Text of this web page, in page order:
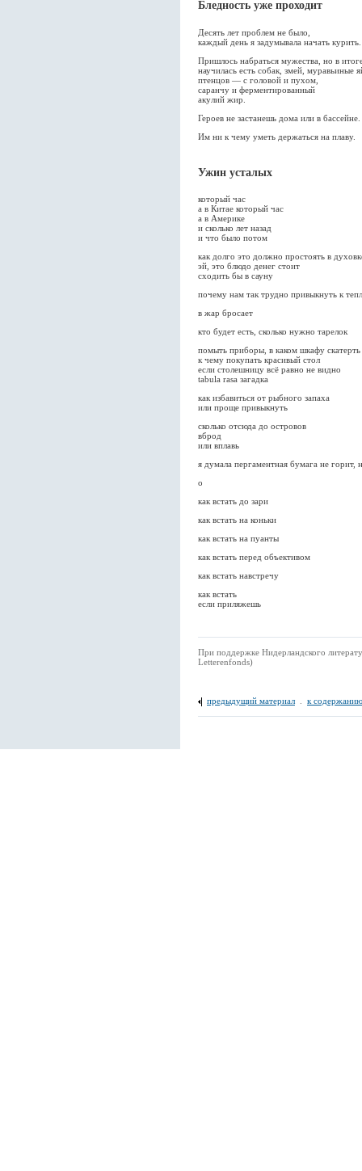
Бледность уже проходит
Десять лет проблем не было,
каждый день я задумывала начать курить.
Пришлось набраться мужества, но в
научилась есть собак, змей, муравьиные
птенцов — с головой и пухом,
саранчу и ферментированный
акулий жир.
Героев не застанешь дома или в бассейне.
Им ни к чему уметь держаться на плаву.
Ужин усталых
который час
а в Китае который час
а в Америке
и сколько лет назад
и что было потом
как долго это должно простоять в
эй, это блюдо денег стоит
сходить бы в сауну
почему нам так трудно привыкнуть к
в жар бросает
кто будет есть, сколько нужно тарелок
помыть приборы, в каком шкафу скатерть
к чему покупать красивый стол
если столешницу всё равно не видно
tabula rasa загадка
как избавиться от рыбного запаха
или проще привыкнуть
сколько отсюда до островов
вброд
или вплавь
я думала пергаментная бумага не горит,
о
как встать до зари
как встать на коньки
как встать на пуанты
как встать перед объективом
как встать навстречу
как встать
если приляжешь
При поддержке Нидерландского
Letterenfonds)
предыдущий материал к